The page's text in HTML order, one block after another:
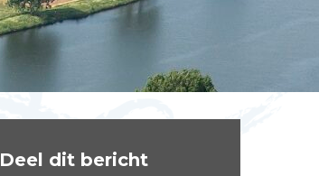
Deel dit bericht